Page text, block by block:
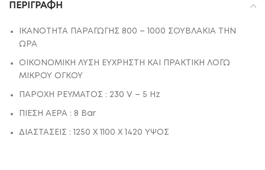
ΠΕΡΙΓΡΑΦΉ
ΙΚΑΝΟΤΗΤΑ ΠΑΡΑΓΩΓΗΣ 800 – 1000 ΣΟΥΒΛΑΚΙΑ ΤΗΝ
ΩΡΑ
ΟΙΚΟΝΟΜΙΚΗ ΛΥΣΗ ΕΥΧΡΗΣΤΗ ΚΑΙ ΠΡΑΚΤΙΚΗ ΛΟΓΩ
ΜΙΚΡΟΥ ΟΓΚΟΥ
ΠΑΡΟΧΗ ΡΕΥΜΑΤΟΣ : 230 V – 5 Hz
ΠΙΕΣΗ ΑΕΡΑ : 8 Bar
ΔΙΑΣΤΑΣΕΙΣ : 1250 Χ 1100 Χ 1420 ΥΨΟΣ